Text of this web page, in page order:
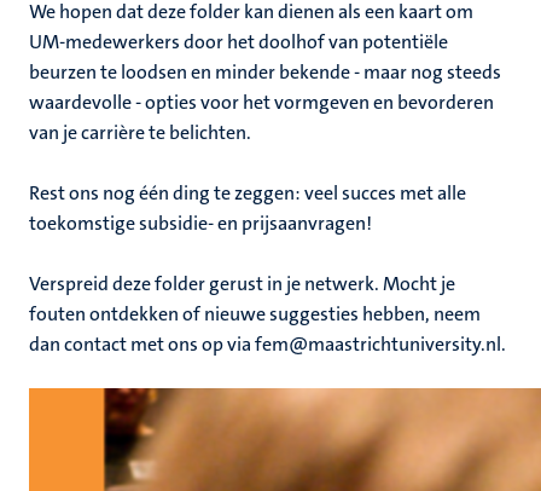
We hopen dat deze folder kan dienen als een kaart om
UM-medewerkers door het doolhof van potentiële
beurzen te loodsen en minder bekende - maar nog steeds
waardevolle - opties voor het vormgeven en bevorderen
van je carrière te belichten.
Rest ons nog één ding te zeggen: veel succes met alle
toekomstige subsidie- en prijsaanvragen!
Verspreid deze folder gerust in je netwerk. Mocht je
fouten ontdekken of nieuwe suggesties hebben, neem
dan contact met ons op via fem@maastrichtuniversity.nl.